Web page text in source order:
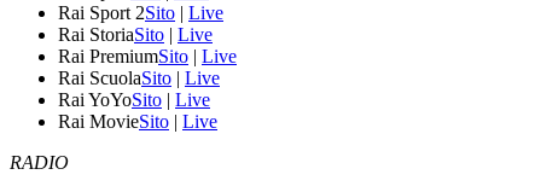
Rai Sport 2Sito | Live
Rai StoriaSito | Live
Rai PremiumSito | Live
Rai ScuolaSito | Live
Rai YoYoSito | Live
Rai MovieSito | Live
RADIO